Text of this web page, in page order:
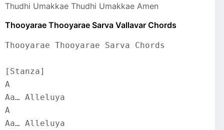
Thudhi Umakkae Thudhi Umakkae Amen
Thooyarae Thooyarae Sarva Vallavar Chords
Thooyarae Thooyarae Sarva Chords
[Stanza]
A
Aa… Alleluya
A
Aa… Alleluya